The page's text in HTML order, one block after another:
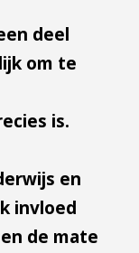
deel
om te
is.
en
invloed
de mate